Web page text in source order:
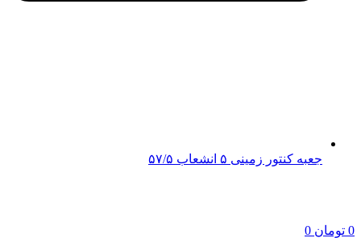
جعبه کنتور زمینی ۵ انشعاب ۵۷/۵
0 تومان 0